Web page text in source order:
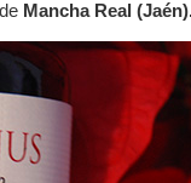
Mancha Real